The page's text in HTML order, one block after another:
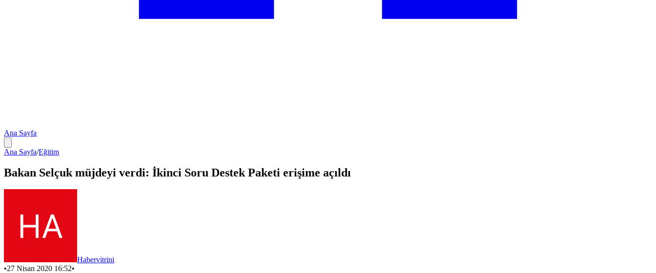
Ana Sayfa
Ana Sayfa/Eğitim
Bakan Selçuk müjdeyi verdi: İkinci Soru Destek Paketi erişime açıldı
Habervitrini
•27 Nisan 2020 16:52•